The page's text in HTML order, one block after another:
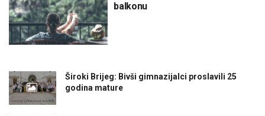
balkonu
Široki Brijeg: Bivši gimnazijalci proslavili 25
godina mature